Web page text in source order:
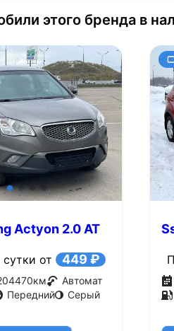
этого бренда в
Actyon 2.0 AT
от 449 ₽
км
Автомат
Передний Серый